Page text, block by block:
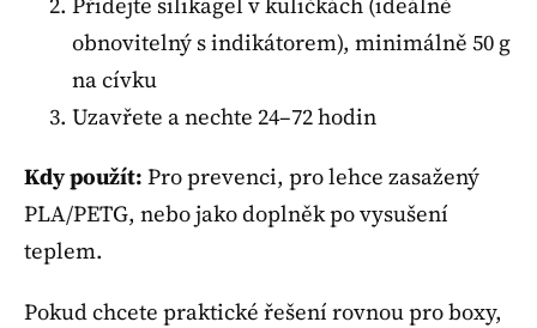
obnovitelný s indikátorem), minimálně 50 g
na cívku
Uzavřete a nechte 24–72 hodin
Kdy použít: Pro prevenci, pro lehce zasažený
PLA/PETG, nebo jako doplněk po vysušení
teplem.
Pokud chcete praktické řešení rovnou pro boxy,